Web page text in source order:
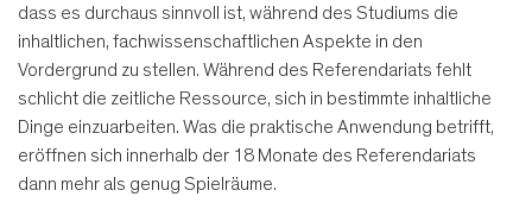
dass es durchaus sinnvoll ist, während des Studiums die
inhaltlichen, fachwissenschaftlichen Aspekte in den
Vordergrund zu stellen. Während des Referendariats fehlt
schlicht die zeitliche Ressource, sich in bestimmte inhaltliche
Dinge einzuarbeiten. Was die praktische Anwendung betrifft,
eröffnen sich innerhalb der 18 Monate des Referendariats
dann mehr als genug Spielräume.